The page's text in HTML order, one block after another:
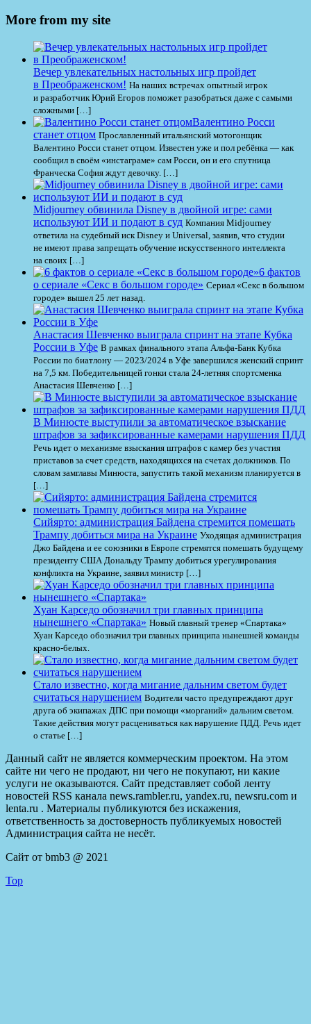
More from my site
Вечер увлекательных настольных игр пройдет
в Преображенском! На наших встречах опытный игрок
и разработчик Юрий Егоров поможет разобраться даже с самыми
сложными […]
Валентино Росси
станет отцом Прославленный итальянский мотогонщик
Валентино Росси станет отцом. Известен уже и пол ребёнка — как
сообщил в своём «инстаграме» сам Росси, он и его спутница
Франческа София ждут девочку. […]
Midjourney обвинила Disney в двойной игре: сами
используют ИИ и подают в суд Компания Midjourney
ответила на судебный иск Disney и Universal, заявив, что студии
не имеют права запрещать обучение искусственного интеллекта
на своих […]
6 фактов
о сериале «Секс в большом городе» Сериал «Секс в большом
городе» вышел 25 лет назад.
Анастасия Шевченко выиграла спринт на этапе Кубка
России в Уфе В рамках финального этапа Альфа-Банк Кубка
России по биатлону — 2023/2024 в Уфе завершился женский спринт
на 7,5 км. Победительницей гонки стала 24-летняя спортсменка
Анастасия Шевченко […]
В Минюсте выступили за автоматическое взыскание
штрафов за зафиксированные камерами нарушения ПДД
Речь идет о механизме взыскания штрафов с камер без участия
приставов за счет средств, находящихся на счетах должников. По
словам замглавы Минюста, запустить такой механизм планируется в
[…]
Сийярто: администрация Байдена стремится помешать
Трампу добиться мира на Украине Уходящая администрация
Джо Байдена и ее союзники в Европе стремятся помешать будущему
президенту США Дональду Трампу добиться урегулирования
конфликта на Украине, заявил министр […]
Хуан Карседо обозначил три главных принципа
нынешнего «Спартака» Новый главный тренер «Спартака»
Хуан Карседо обозначил три главных принципа нынешней команды
красно-белых.
Стало известно, когда мигание дальним светом будет
считаться нарушением Водители часто предупреждают друг
друга об экипажах ДПС при помощи «морганий» дальним светом.
Такие действия могут расцениваться как нарушение ПДД. Речь идет
о статье […]
Данный сайт не является коммерческим проектом. На этом
сайте ни чего не продают, ни чего не покупают, ни какие
услуги не оказываются. Сайт представляет собой ленту
новостей RSS канала news.rambler.ru, yandex.ru, newsru.com и
lenta.ru . Материалы публикуются без искажения,
ответственность за достоверность публикуемых новостей
Администрация сайта не несёт.
Сайт от bmb3 @ 2021
Top